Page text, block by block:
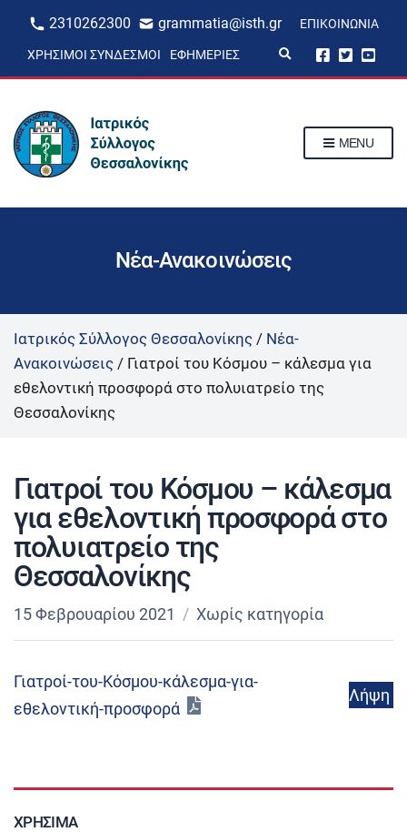
2310262300 grammatia@isth.gr ΕΠΙΚΟΙΝΩΝΊΑ
ΧΡΉΣΙΜΟΙ ΣΎΝΔΕΣΜΟΙ ΕΦΗΜΕΡΊΕΣ
p
m
MENU
Νέα-Ανακοινώσεις
Ιατρικός Σύλλογος Θεσσαλονίκης / Νέα-
Ανακοινώσεις / Γιατροί του Κόσμου – κάλεσμα για
εθελοντική προσφορά στο πολυιατρείο της
Θεσσαλονίκης
Γιατροί του Κόσμου – κάλεσμα
για εθελοντική προσφορά στο
πολυιατρείο της
Θεσσαλονίκης
15 Φεβρουαρίου 2021 Χωρίς κατηγορία
Γιατροί-του-Κόσμου-κάλεσμα-για-
εθελοντική-προσφορά
Λήψη
ΧΡΉΣΙΜΑ